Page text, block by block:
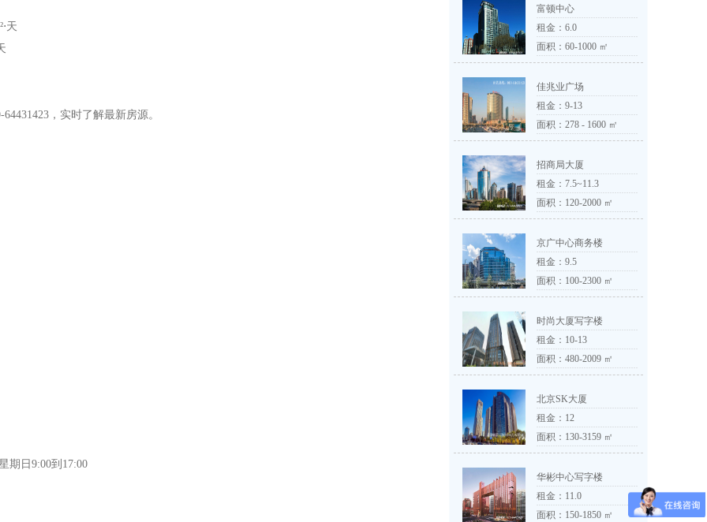
天
，实时了解最新房源。
期日9:00到17:00
富顿中心
租金： 6.0
面积：60-1000 ㎡
佳兆业广场
租金： 9-13
面积：278 - 1600 ㎡
招商局大厦
租金： 7.5~11.3
面积：120-2000 ㎡
京广中心商务楼
租金： 9.5
面积：100-2300 ㎡
时尚大厦写字楼
租金： 10-13
面积：480-2009 ㎡
北京SK大厦
租金： 12
面积：130-3159 ㎡
华彬中心写字楼
租金： 11.0
面积：150-1850 ㎡